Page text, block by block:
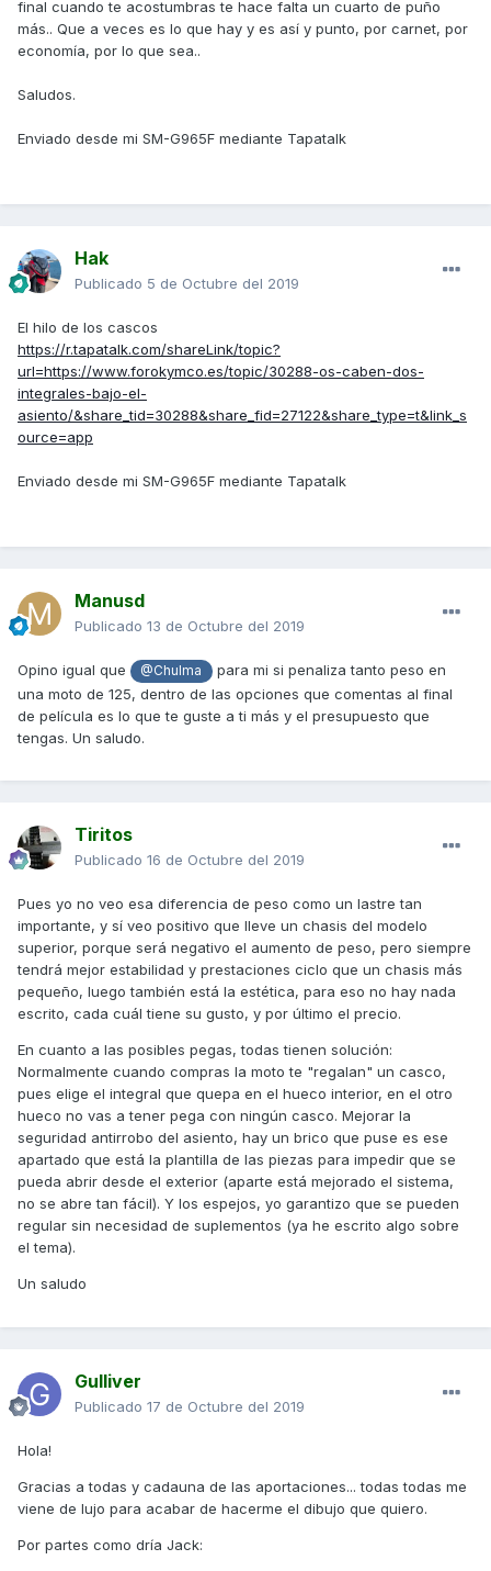
final cuando te acostumbras te hace falta un cuarto de puño
más.. Que a veces es lo que hay y es así y punto, por carnet, por
economía, por lo que sea..
Saludos.
Enviado desde mi SM-G965F mediante Tapatalk
Hak
Publicado 5 de Octubre del 2019
El hilo de los cascos
https://r.tapatalk.com/shareLink/topic?
url=https://www.forokymco.es/topic/30288-os-caben-dos-
integrales-bajo-el-
asiento/&share_tid=30288&share_fid=27122&share_type=t&link_s
ource=app
Enviado desde mi SM-G965F mediante Tapatalk
Manusd
Publicado 13 de Octubre del 2019
Opino igual que @Chulma
para mi si penaliza tanto peso en
una moto de 125, dentro de las opciones que comentas al final
de película es lo que te guste a ti más y el presupuesto que
tengas. Un saludo.
Tiritos
Publicado 16 de Octubre del 2019
Pues yo no veo esa diferencia de peso como un lastre tan
importante, y sí veo positivo que lleve un chasis del modelo
superior, porque será negativo el aumento de peso, pero siempre
tendrá mejor estabilidad y prestaciones ciclo que un chasis más
pequeño, luego también está la estética, para eso no hay nada
escrito, cada cuál tiene su gusto, y por último el precio.
En cuanto a las posibles pegas, todas tienen solución:
Normalmente cuando compras la moto te "regalan" un casco,
pues elige el integral que quepa en el hueco interior, en el otro
hueco no vas a tener pega con ningún casco. Mejorar la
seguridad antirrobo del asiento, hay un brico que puse es ese
apartado que está la plantilla de las piezas para impedir que se
pueda abrir desde el exterior (aparte está mejorado el sistema,
no se abre tan fácil). Y los espejos, yo garantizo que se pueden
regular sin necesidad de suplementos (ya he escrito algo sobre
el tema).
Un saludo
Gulliver
Publicado 17 de Octubre del 2019
Hola!
Gracias a todas y cadauna de las aportaciones... todas todas me
viene de lujo para acabar de hacerme el dibujo que quiero.
Por partes como dría Jack: